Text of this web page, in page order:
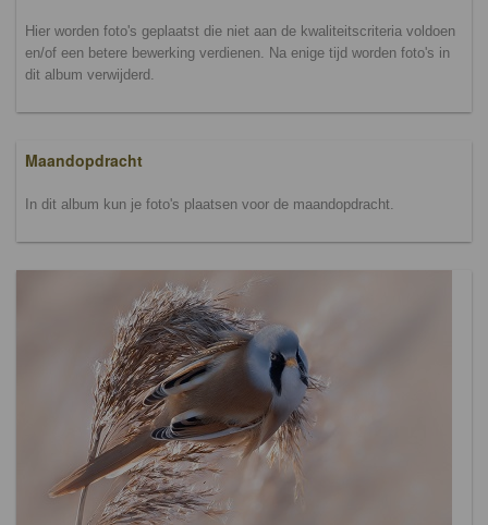
Hier worden foto's geplaatst die niet aan de kwaliteitscriteria voldoen
en/of een betere bewerking verdienen. Na enige tijd worden foto's in
dit album verwijderd.
Maandopdracht
In dit album kun je foto's plaatsen voor de maandopdracht.